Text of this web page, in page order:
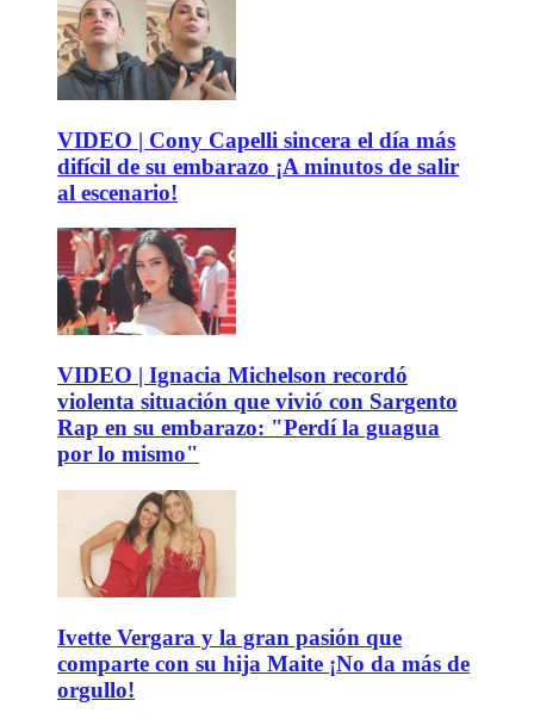
VIDEO | Cony Capelli sincera el día más
difícil de su embarazo ¡A minutos de salir
al escenario!
VIDEO | Ignacia Michelson recordó
violenta situación que vivió con Sargento
Rap en su embarazo: "Perdí la guagua
por lo mismo"
Ivette Vergara y la gran pasión que
comparte con su hija Maite ¡No da más de
orgullo!